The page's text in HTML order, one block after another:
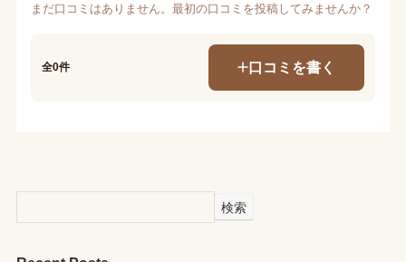
まだ口コミはありません。最初の口コミを投稿してみませんか？
全0件 口コミを書く
検索